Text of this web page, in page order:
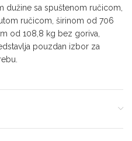
dužine sa spuštenom ručicom,
ručicom, širinom od 706
od 108,8 kg bez goriva,
pouzdan izbor za